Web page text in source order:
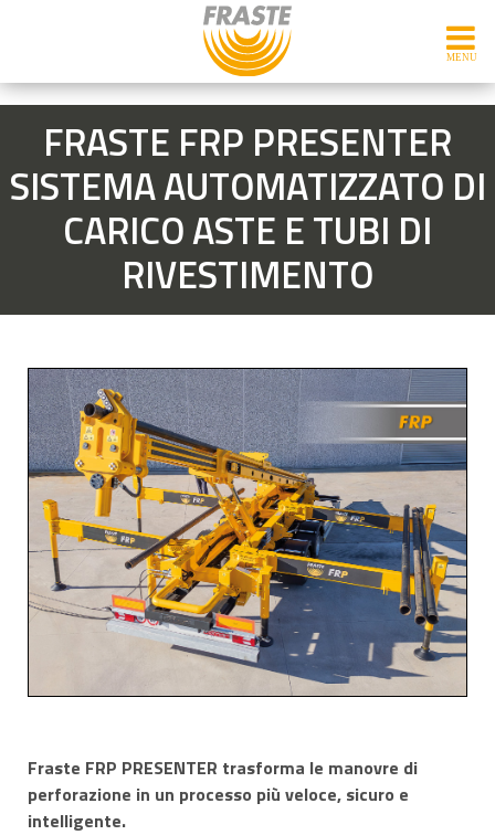
FRASTE FRP PRESENTER
SISTEMA AUTOMATIZZATO DI
CARICO ASTE E TUBI DI
RIVESTIMENTO
Fraste FRP PRESENTER trasforma le manovre di
perforazione in un processo più veloce, sicuro e
intelligente.